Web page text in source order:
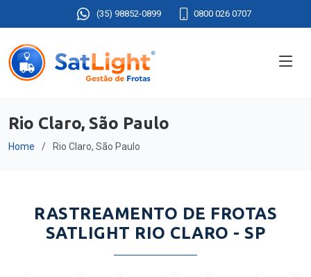
(35) 98852-0899 0800 026 0707
Rio Claro, São Paulo
Home Rio Claro, São Paulo
RASTREAMENTO DE FROTAS
SATLIGHT RIO CLARO - SP